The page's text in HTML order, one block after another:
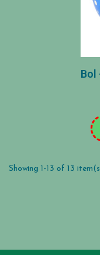
Bol
Showing 1-13 of 13